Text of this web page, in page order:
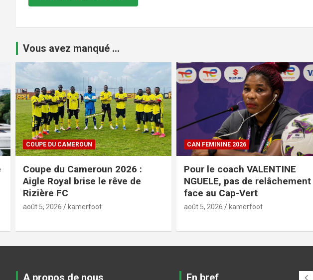
Vous avez manqué ...
CAN FEMININE 2026
Pour le coach VALENTINE
NGUELE, pas de relâchement
face au Cap-Vert
août 5, 2026 kamerfoot
CAN FEMININE 2026
Esther Mayi Kith lors de la
conférence de presse d’avant-
match face au Cap-Vert
août 5, 2026 kamerfoot
A propos de nous En bref